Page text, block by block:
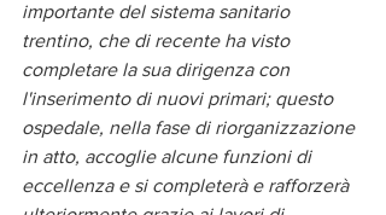
importante del sistema sanitario
trentino, che di recente ha visto
completare la sua dirigenza con
l'inserimento di nuovi primari; questo
ospedale, nella fase di riorganizzazione
in atto, accoglie alcune funzioni di
eccellenza e si completerà e rafforzerà